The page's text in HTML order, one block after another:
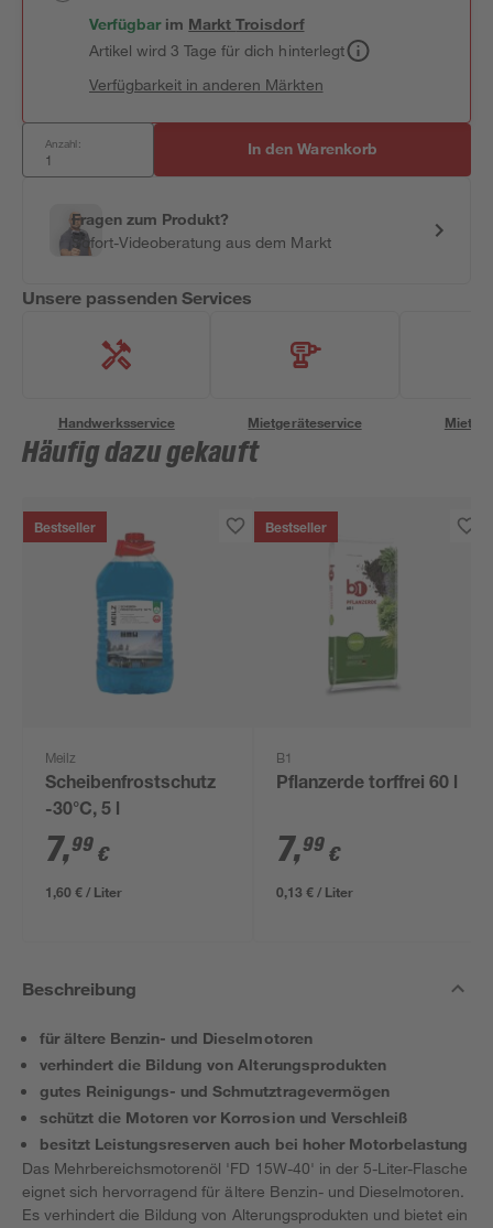
Verfügbar im MarktTroisdorf
Artikel wird 3 Tage für dich hinterlegt
Verfügbarkeit in anderen Märkten
Anzahl: In den Warenkorb
Fragen zum Produkt?
Sofort-Videoberatung aus dem Markt
Unsere passenden Services
Handwerksservice Mietgeräteservice
Häufig dazu gekauft
Bestseller
Meilz
Scheibenfrostschutz
-30°C, 5 l
7,99 €
1,60 € / Liter
Bestseller
B1
Pflanzerde torffrei 60 l
7,99 €
0,13 € / Liter
Beschreibung
für ältere Benzin- und Dieselmotoren
verhindert die Bildung von Alterungsprodukten
gutes Reinigungs- und Schmutztragevermögen
schützt die Motoren vor Korrosion und Verschleiß
besitzt Leistungsreserven auch bei hoher Motorbelastung
Das Mehrbereichsmotorenöl 'FD 15W-40' in der 5-Liter-Flasche
eignet sich hervorragend für ältere Benzin- und Dieselmotoren.
Es verhindert die Bildung von Alterungsprodukten und bietet ein